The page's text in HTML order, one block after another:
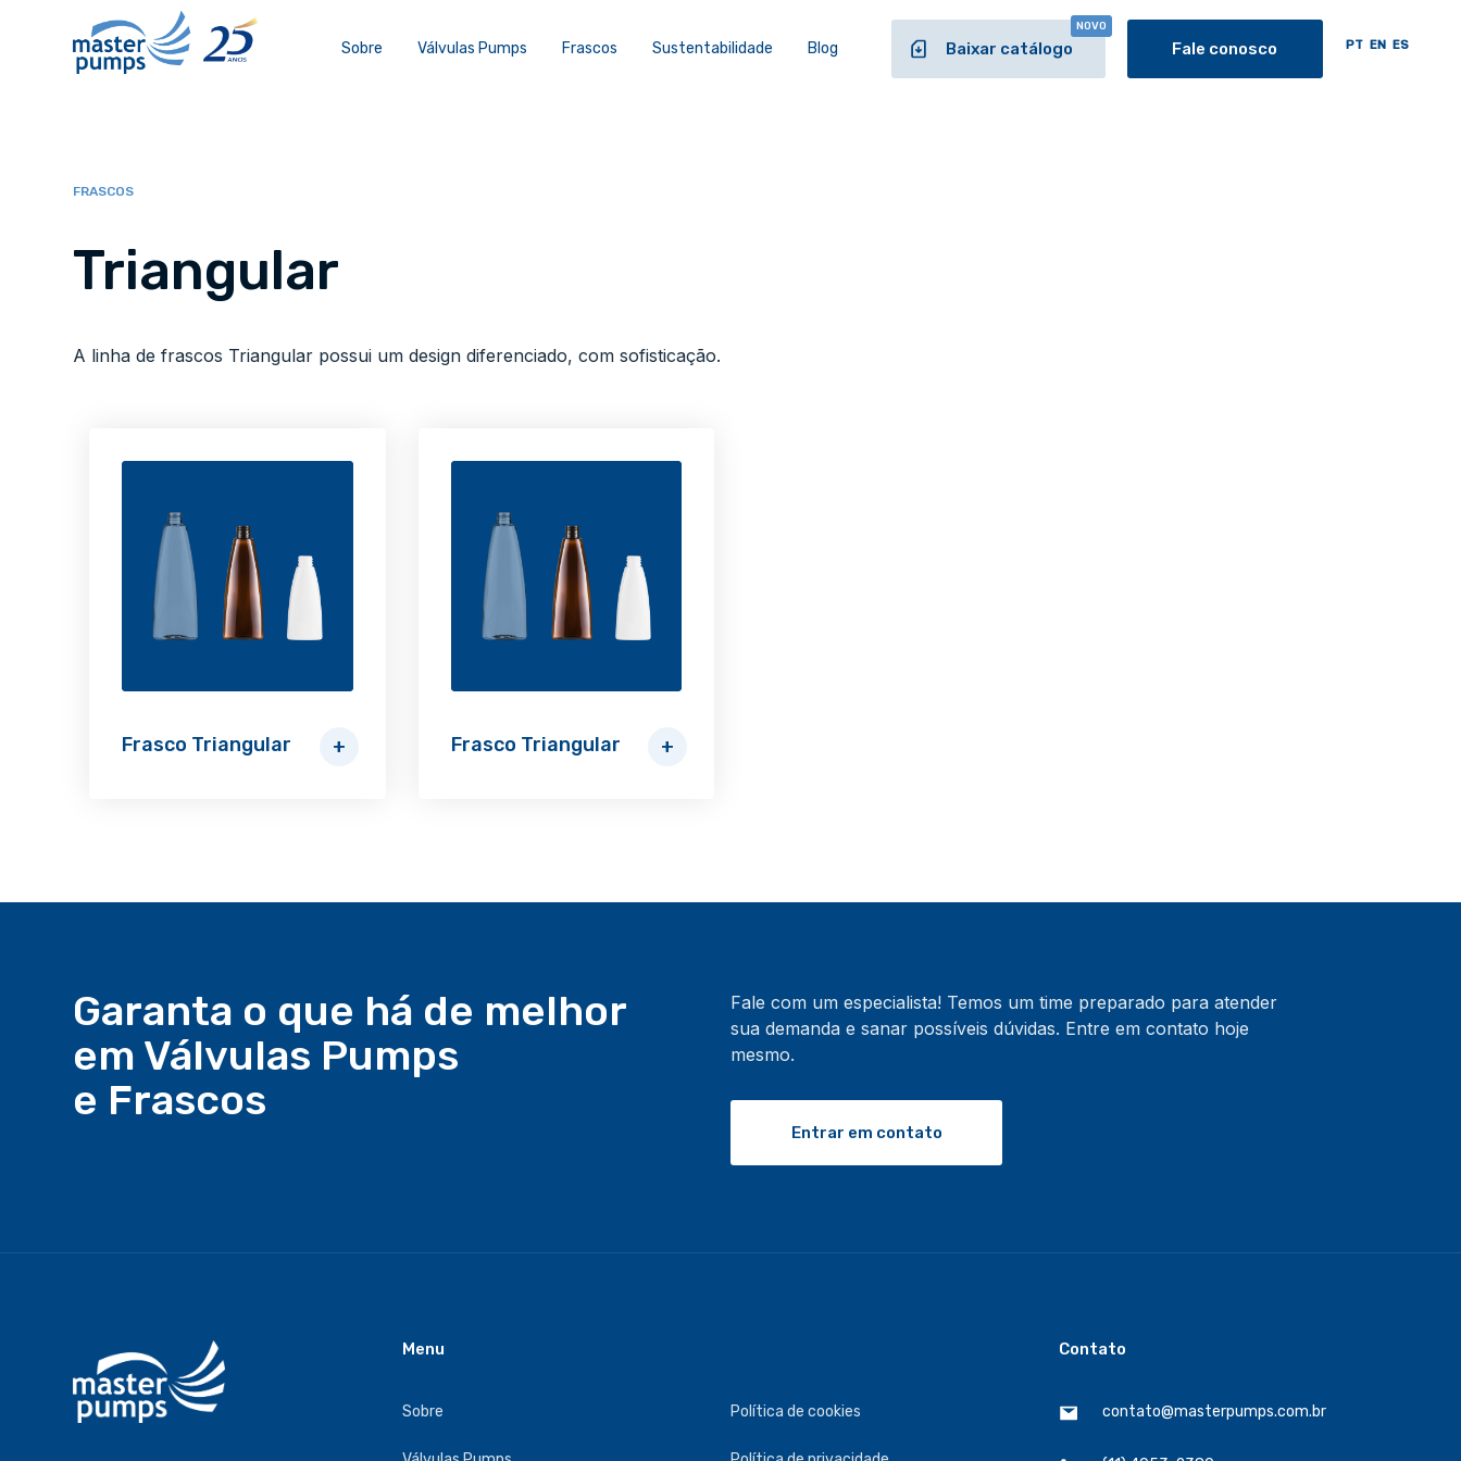
Sobre Válvulas Pumps Frascos Sustentabilidade Blog PT EN ES
Fale conosco
Baixar catálogo
NOVO
FRASCOS
Triangular
A linha de frascos Triangular possui um design diferenciado, com sofisticação.
Frasco Triangular Frasco Triangular
Garanta o que há de melhor
em Válvulas Pumps
e Frascos
Fale com um especialista! Temos um time preparado para atender
sua demanda e sanar possíveis dúvidas. Entre em contato hoje
mesmo.
Entrar em contato
Menu
Sobre Política de cookies
Contato
contato@masterpumps.com.br